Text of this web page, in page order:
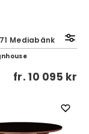
Mediabänk
fr.10 095 kr